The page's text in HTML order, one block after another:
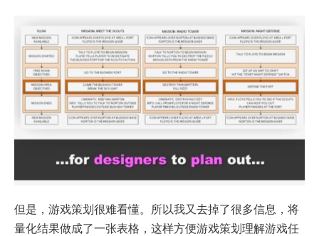
但是，游戏策划很难看懂。所以我又去掉了很多信息，将
量化结果做成了一张表格，这样方便游戏策划理解游戏任